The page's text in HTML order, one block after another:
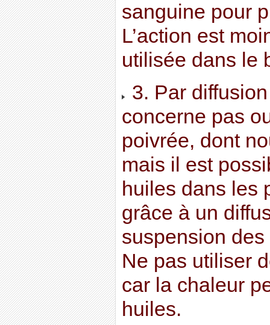
sanguine pour
L’action est
utilisée dans le
3. Par
concerne pas
poivrée, dont
mais il est
huiles dans les
grâce à un
suspension
Ne pas utiliser
car la chaleur
huiles.